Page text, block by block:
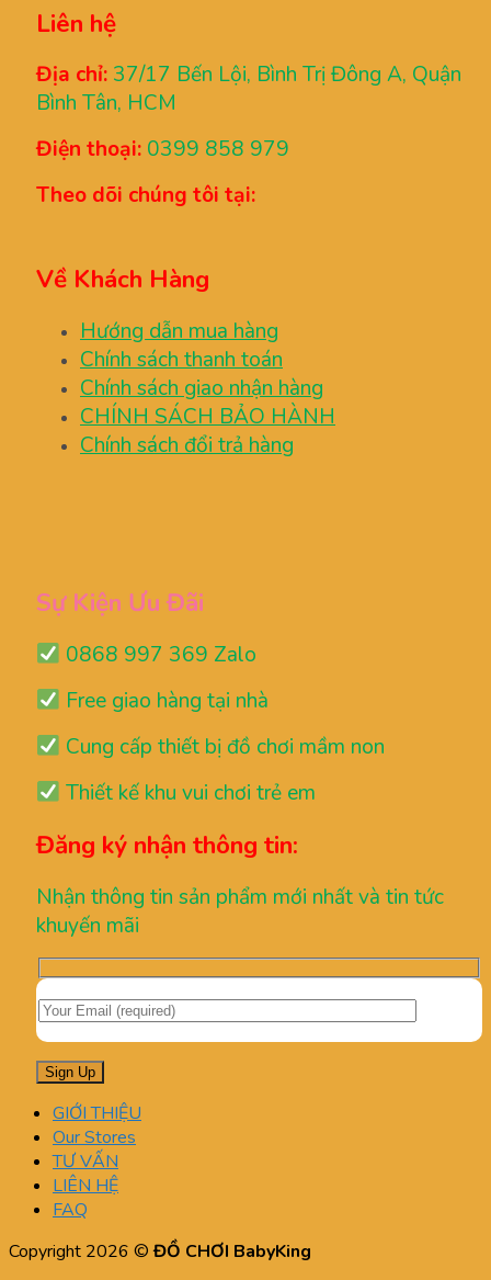
Liên hệ
Địa chỉ: 37/17 Bến Lội, Bình Trị Đông A, Quận
Bình Tân, HCM
Điện thoại: 0399 858 979
Theo dõi chúng tôi tại:
Về Khách Hàng
Hướng dẫn mua hàng
Chính sách thanh toán
Chính sách giao nhận hàng
CHÍNH SÁCH BẢO HÀNH
Chính sách đổi trả hàng
Sự Kiện Ưu Đãi
0868 997 369 Zalo
Free giao hàng tại nhà
Cung cấp thiết bị đồ chơi mầm non
Thiết kế khu vui chơi trẻ em
Đăng ký nhận thông tin:
Nhận thông tin sản phẩm mới nhất và tin tức
khuyến mãi
GIỚI THIỆU
Our Stores
TƯ VẤN
LIÊN HỆ
FAQ
Copyright 2026 ©ĐỒ CHƠI BabyKing